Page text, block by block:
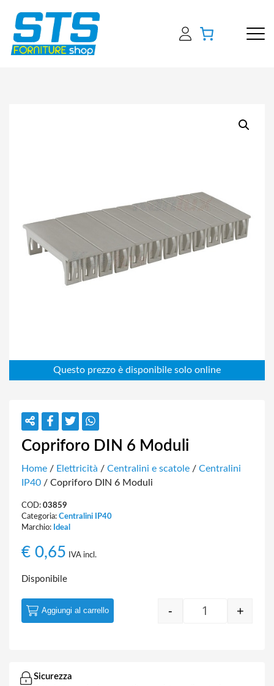
Copriforo DIN 6 Moduli
Home / Elettricità / Centralini e scatole / Centralini
IP40 / Copriforo DIN 6 Moduli
COD: 03859
Categoria: Centralini IP40
Marchio: Ideal
€ 0,65 IVA incl.
Disponibile
Quantity
- +
Aggiungi al carrello
Sicurezza